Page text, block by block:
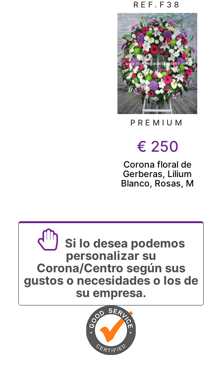
REF.F38
PREMIUM
€ 250
Corona floral de
Gerberas, Lilium
Blanco, Rosas, M
Si lo desea podemos
personalizar su
Corona/Centro según sus
gustos o necesidades o los de
su empresa.